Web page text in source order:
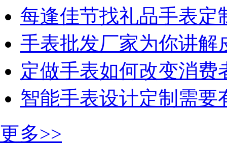
每逢佳节找礼品手表定
手表批发厂家为你讲解
定做手表如何改变消费
智能手表设计定制需要
更多>>